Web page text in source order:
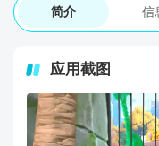
简介 信
应用截图